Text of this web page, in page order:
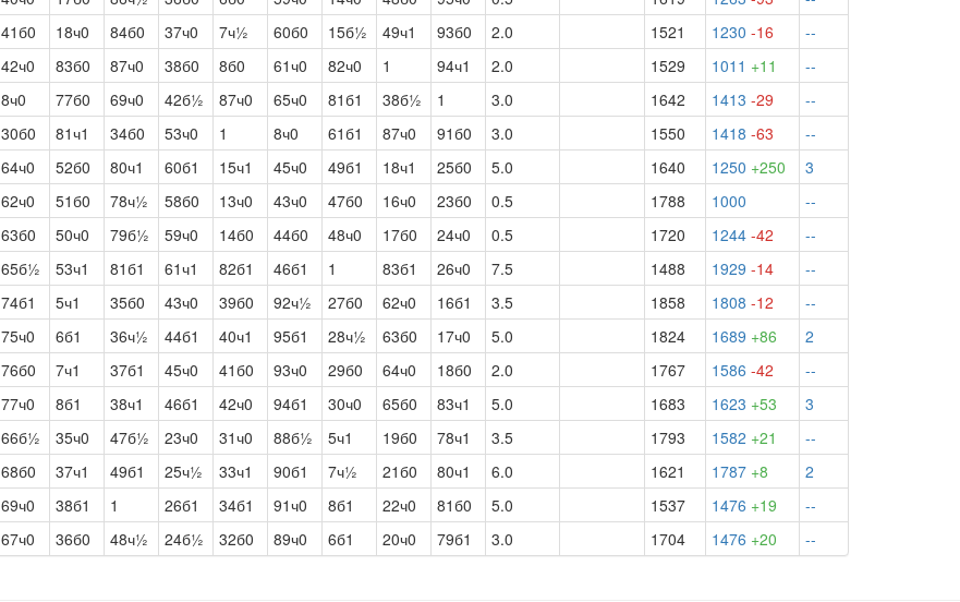
41б0 18ч0 84б0 37ч0 7ч½ 60б0 15б½ 49ч1 93б0 2.0 1521 1230 -16
--
42ч0 83б0 87ч0 38б0 8б0 61ч0 82ч0 1 94ч1 2.0 1529 1011 +11
--
8ч0 77б0 69ч0 42б½ 87ч0 65ч0 81б1 38б½ 1 3.0 1642 1413 -29
--
30б0 81ч1 34б0 53ч0 1 8ч0 61б1 87ч0 91б0 3.0 1550 1418 -63
--
64ч0 52б0 80ч1 60б1 15ч1 45ч0 49б1 18ч1 25б0 5.0 1640 1250 +250
3
62ч0 51б0 78ч½ 58б0 13ч0 43ч0 47б0 16ч0 23б0 0.5 1788 1000
--
63б0 50ч0 79б½ 59ч0 14б0 44б0 48ч0 17б0 24ч0 0.5 1720 1244 -42
--
65б½ 53ч1 81б1 61ч1 82б1 46б1 1 83б1 26ч0 7.5 1488 1929 -14
--
74б1 5ч1 35б0 43ч0 39б0 92ч½ 27б0 62ч0 16б1 3.5 1858 1808 -12
--
75ч0 6б1 36ч½ 44б1 40ч1 95б1 28ч½ 63б0 17ч0 5.0 1824 1689 +86
2
76б0 7ч1 37б1 45ч0 41б0 93ч0 29б0 64ч0 18б0 2.0 1767 1586 -42
--
77ч0 8б1 38ч1 46б1 42ч0 94б1 30ч0 65б0 83ч1 5.0 1683 1623 +53
3
66б½ 35ч0 47б½ 23ч0 31ч0 88б½ 5ч1 19б0 78ч1 3.5 1793 1582 +21
--
68б0 37ч1 49б1 25ч½ 33ч1 90б1 7ч½ 21б0 80ч1 6.0 1621 1787 +8
2
69ч0 38б1 1 26б1 34б1 91ч0 8б1 22ч0 81б0 5.0 1537 1476 +19
--
67ч0 36б0 48ч½ 24б½ 32б0 89ч0 6б1 20ч0 79б1 3.0 1704 1476 +20 --